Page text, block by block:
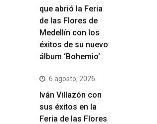
que abrió la Feria
de las Flores de
Medellín con los
éxitos de su nuevo
álbum ‘Bohemio’
6 agosto, 2026
Iván Villazón con
sus éxitos en la
Feria de las Flores